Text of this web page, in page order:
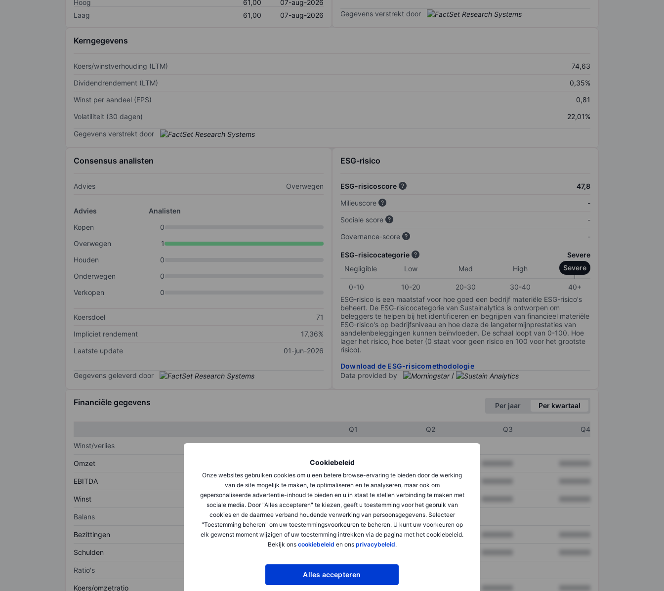
Cookiebeleid
Onze websites gebruiken cookies om u een betere browse-ervaring te bieden door de werking
van de site mogelijk te maken, te optimaliseren en te analyseren, maar ook om
gepersonaliseerde advertentie-inhoud te bieden en u in staat te stellen verbinding te maken met
sociale media. Door "Alles accepteren" te kiezen, geeft u toestemming voor het gebruik van
cookies en de daarmee verband houdende verwerking van persoonsgegevens. Selecteer
"Toestemming beheren" om uw toestemmingsvoorkeuren te beheren. U kunt uw voorkeuren op
elk gewenst moment wijzigen of uw toestemming intrekken via de pagina met het cookiebeleid.
Bekijk ons cookiebeleid en ons privacybeleid.
Alles accepteren
Hoog
61,00
07-aug-2026
Laag
61,00 07-aug-2026 Gegevens verstrekt door
Kerngegevens
Koers/winstverhouding (LTM)
74,63
Dividendrendement (LTM)
0,35%
Winst per aandeel (EPS)
0,81
Volatiliteit (30 dagen)
22,01%
Gegevens verstrekt door
Consensus analisten
Advies Overwegen
Advies
Analisten
Kopen
0
Overwegen
1
Houden
0
Onderwegen
0
Verkopen
0
Koersdoel
71
Impliciet rendement
17,36%
Laatste update
01-jun-2026
Gegevens geleverd door
ESG-risico
ESG-risicoscore
47,8
Milieuscore
-
Sociale score
-
Governance-score
-
ESG-risicocategorie
Severe
Negligible
Low Med High Severe
0-10 10-20 20-30 30-40
40+
ESG-risico is een maatstaf voor hoe goed een bedrijf materiële ESG-risico's
beheert. De ESG-risicocategorie van Sustainalytics is ontworpen om
beleggers te helpen bij het identificeren en begrijpen van financieel materiële
ESG-risico's op bedrijfsniveau en hoe deze de langetermijnprestaties van
aandelenbeleggingen kunnen beïnvloeden. De schaal loopt van 0-100. Hoe
lager het risico, hoe beter (0 staat voor geen risico en 100 voor het grootste
risico).
Download de ESG-risicomethodologie
Data provided by
/
Financiële gegevens Per jaar Per kwartaal
Q1 Q2 Q3
Q4
Winst/verlies
Omzet XXXXXXX
EBITDA XXXXXXX XXXXXXX
Winst XXXXXXX XXXXXXX
Balans
Bezittingen XXXXXXX XXXXXXX
Schulden
Ratio's
Koers/omzetratio XXXXXXX